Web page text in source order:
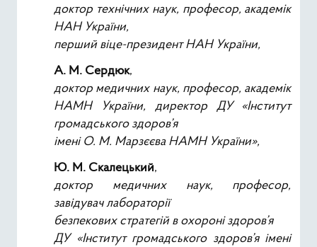
доктор технічних наук, професор, академік
НАН України,
перший віце-президент НАН України,
А. М. Сердюк,
доктор медичних наук, професор, академік
НАМН України, директор ДУ «Інститут
громадського здоров’я
імені О. М. Марзєєва НАМН України»,
Ю. М. Скалецький,
доктор медичних наук, професор,
завідувач лабораторії
безпекових стратегій в охороні здоров’я
ДУ «Інститут громадського здоров’я імені